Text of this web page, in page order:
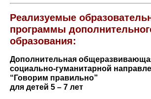
Реализуемые
программы
образования:
Дополнительная
социально-гуманитарной
“Говорим правильно”
для детей 5 – 7 лет